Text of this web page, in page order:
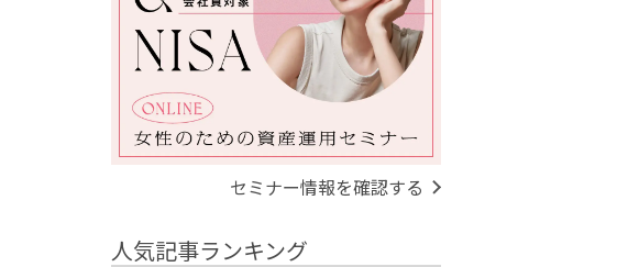
セミナー情報を確認する
人気記事ランキング